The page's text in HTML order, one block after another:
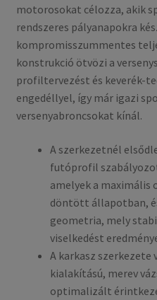
motorosokat célozza, akik
rendszeres pályanapokra
kompromisszummentes
konstrukció ötvözi a
profiltervezést és keverék-
engedéllyel, így már igazi
versenyabroncsokat kínál.
A szerkezetnél
futóprofil
amelyek a
döntött állapotban,
geometria, mely
viselkedést
A karkasz
kialakítású, merev
optimalizált